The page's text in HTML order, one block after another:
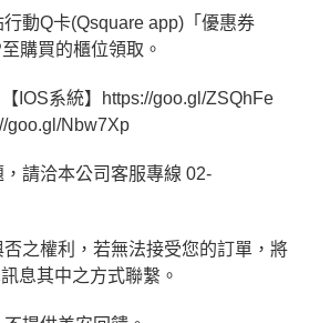
動Q卡(Qsquare app)「優惠券
購買的櫃位領取。
IOS系統】https://goo.gl/ZSQhFe
goo.gl/Nbw7Xp
請洽本公司客服專線 02-
之權利，若無法接受您的訂單，將
息其中之方式聯繫。